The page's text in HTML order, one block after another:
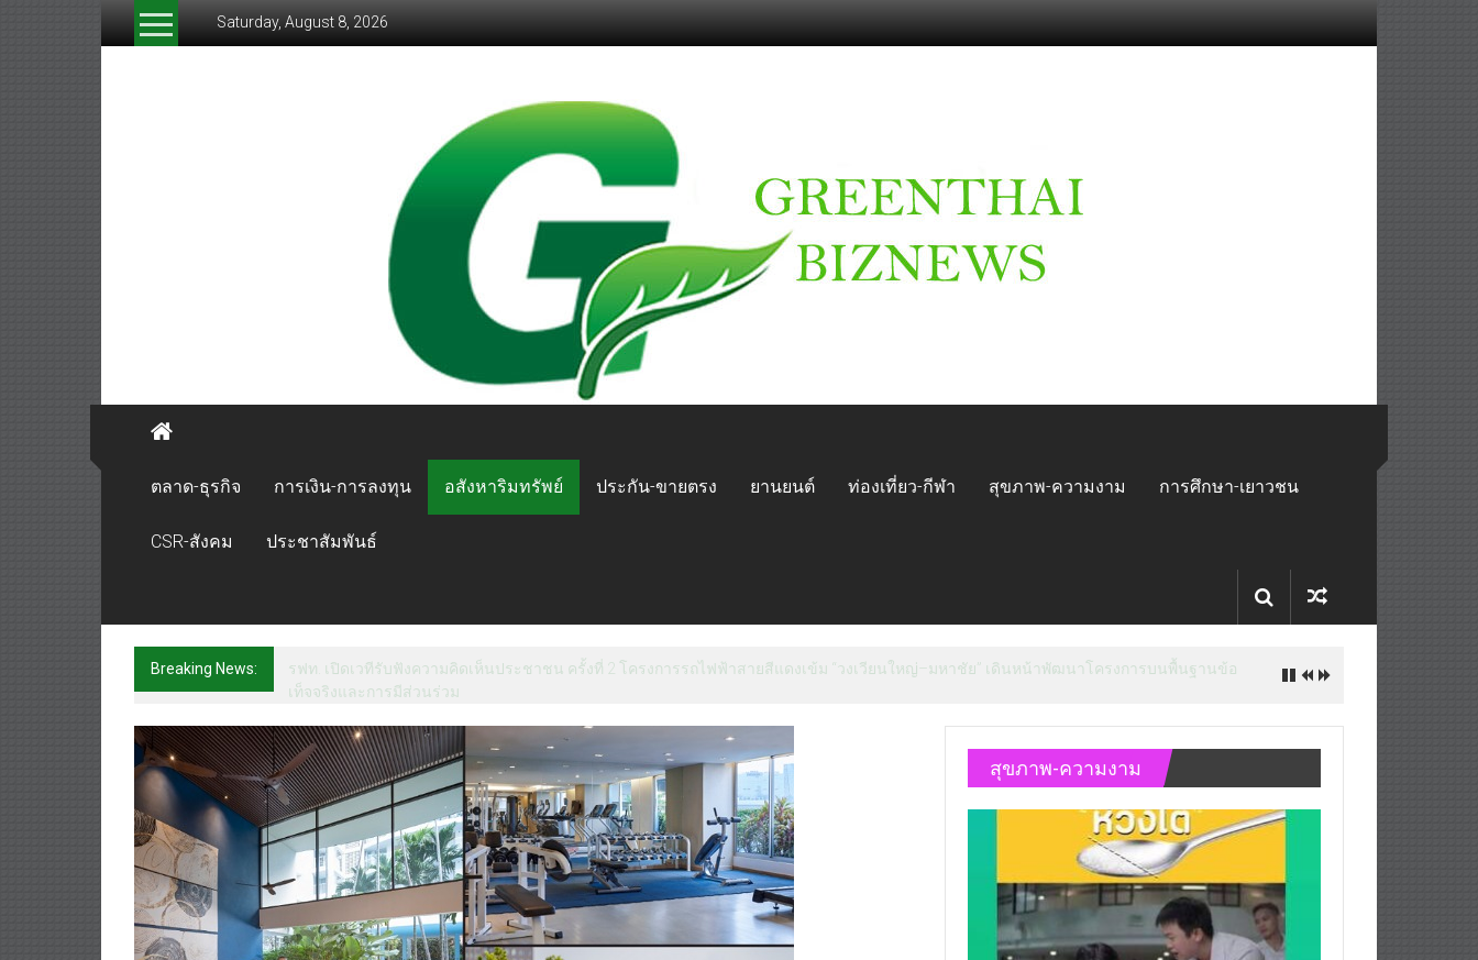
Saturday, August 8, 2026
ตลาด-ธุรกิจ การเงิน-การลงทุน อสังหาริมทรัพย์ ประกัน-ขายตรง ยานยนต์ ท่องเที่ยว-กีฬา สุขภาพ-ความงาม การศึกษา-เยาวชน
CSR-สังคม ประชาสัมพันธ์
Breaking News: เจบีซี มวยอาชีพแห่งญี่ปุ่น พร้อมสนับสนุนนักมวยชาวไทย “เสี่ยนริส”แนะเพิ่มไฟท์แฟ็กซ์ เว็บรับรองสถิติมวย หลัง บล็อกเล็ก ผิดพลาด
สุขภาพ-ความงาม